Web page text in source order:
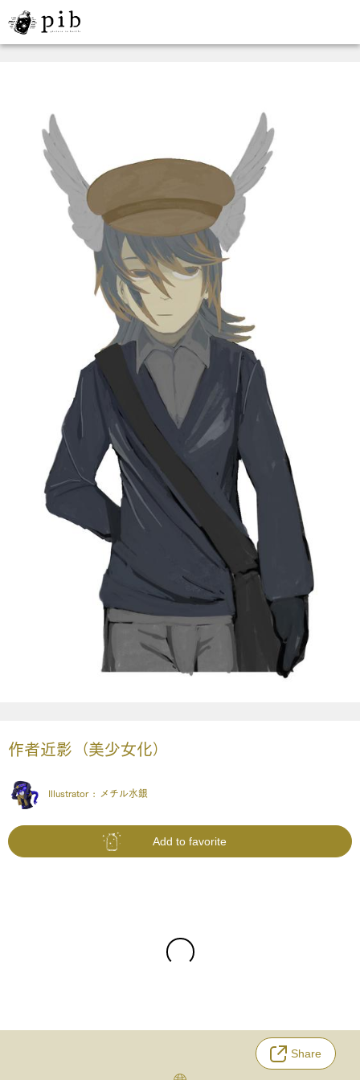
作者近影（美少女化）
Illustrator : メチル水銀
Add to favorite
Share